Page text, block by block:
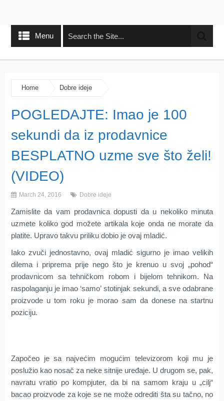
Menu
Home Dobre ideje
POGLEDAJTE: Imao je 100
sekundi da iz prodavnice
BESPLATNO uzme sve što želi!
(VIDEO)
March 24, 2016 Dobre ideje
Zamislite da vam prodavnica dopusti da u nekoliko minuta
uzmete koliko god možete artikala koje onda ne morate da
platite. Upravo takvu priliku dobio je ovaj mladić.
Iako zvuči jednostavno, ovaj mladić sigurno je imao velikih
dilema i priprema prije nego što je krenuo u svoj „pohod“
prodavnicom sa tehničkom robom i bijelom tehnikom. Na
raspolaganju je imao ‘samo’ stotinjak sekundi, a sve odabrane
proizvode u tom roku je morao sam da donese na startnu
poziciju.
Započeo je sa najvećim mogućim televizorom koji mu je
poslužio kao nosač za neke sitnije uređaje. U drugom se, pak,
navratu vratio po kompjuter, da bi na samom kraju u „cilj“
bacao proizvode za koje se ne može odrediti šta su tačno, no